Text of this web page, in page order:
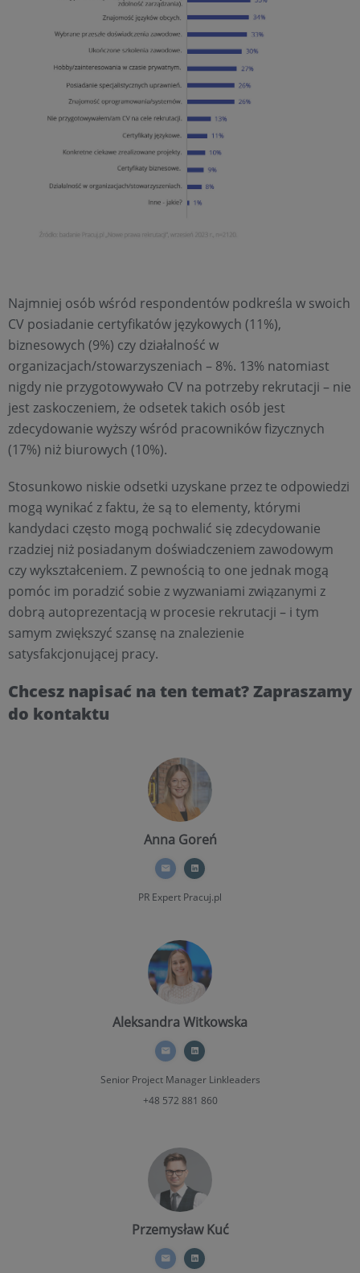
Najmniej osób wśród respondentów podkreśla w swoich
CV posiadanie certyfikatów językowych (11%),
biznesowych (9%) czy działalność w
organizacjach/stowarzyszeniach – 8%. 13% natomiast
nigdy nie przygotowywało CV na potrzeby rekrutacji – nie
jest zaskoczeniem, że odsetek takich osób jest
zdecydowanie wyższy wśród pracowników fizycznych
(17%) niż biurowych (10%).
Stosunkowo niskie odsetki uzyskane przez te odpowiedzi
mogą wynikać z faktu, że są to elementy, którymi
kandydaci często mogą pochwalić się zdecydowanie
rzadziej niż posiadanym doświadczeniem zawodowym
czy wykształceniem. Z pewnością to one jednak mogą
pomóc im poradzić sobie z wyzwaniami związanymi z
dobrą autoprezentacją w procesie rekrutacji – i tym
samym zwiększyć szansę na znalezienie
satysfakcjonującej pracy.
Chcesz napisać na ten temat? Zapraszamy
do kontaktu
Anna Goreń
PR Expert Pracuj.pl
Aleksandra Witkowska
Senior Project ManagerLinkleaders
+48 572 881 860
Przemysław Kuć